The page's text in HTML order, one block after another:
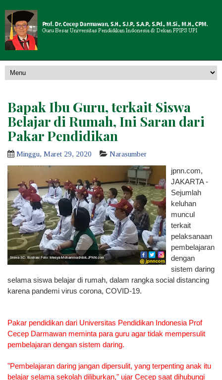
Bapak Ibu Guru, terkait Siswa
Belajar di Rumah, Ini Saran dari
Pakar Pendidikan
Minggu, Maret 29, 2020 Narasumber
jpnn.com,
JAKARTA -
Sejumlah
keluhan
muncul
terkait
pelaksanaan
pembelajaran
dengan
sistem daring
selama siswa belajar di rumah, dalam rangka social distancing
karena pandemi virus corona, COVID-19.
Pakar pendidikan dari Universitas Pendidikan Indonesia Prof
Cecep Darmawan meminta para guru agar tidak mempersulit
pembelajaran dengan sistem daring.
"Pembelajaran daring jangan dipersulit, yang terpenting anak itu
belajar selama sekolah diliburkan," ujar Cecep saat dihubungi